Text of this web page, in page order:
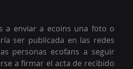
a enviar a ecoins una foto o
ser publicada en las redes
personas ecofans a seguir
a firmar el acta de recibido